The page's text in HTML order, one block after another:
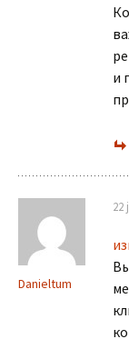
и
Danieltum
22